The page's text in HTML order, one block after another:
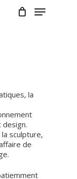
Menu
la
sculpture,
de